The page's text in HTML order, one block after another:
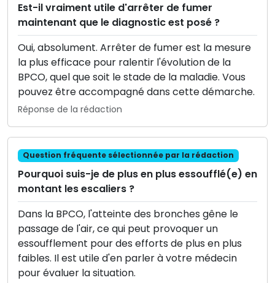
Est-il vraiment utile d'arrêter de fumer
maintenant que le diagnostic est posé ?
Oui, absolument. Arrêter de fumer est la mesure
la plus efficace pour ralentir l'évolution de la
BPCO, quel que soit le stade de la maladie. Vous
pouvez être accompagné dans cette démarche.
Réponse de la rédaction
Question fréquente sélectionnée par la rédaction
Pourquoi suis-je de plus en plus essoufflé(e) en
montant les escaliers ?
Dans la BPCO, l'atteinte des bronches gêne le
passage de l'air, ce qui peut provoquer un
essoufflement pour des efforts de plus en plus
faibles. Il est utile d'en parler à votre médecin
pour évaluer la situation.